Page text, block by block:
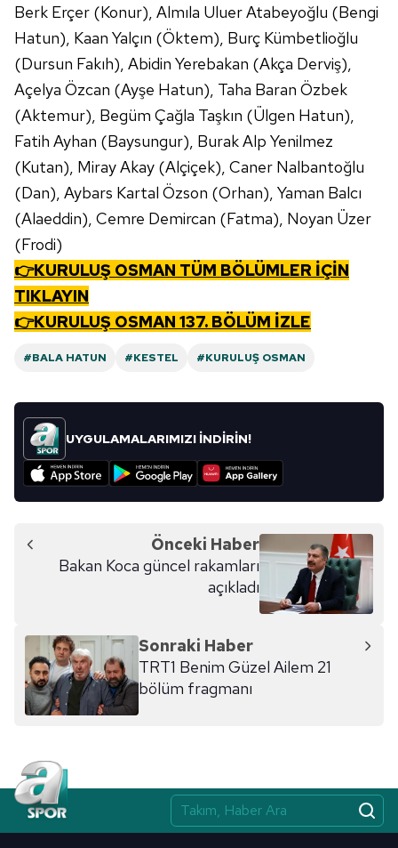
Berk Erçer (Konur), Almıla Uluer Atabeyoğlu (Bengi
Hatun), Kaan Yalçın (Öktem), Burç Kümbetlioğlu
(Dursun Fakıh), Abidin Yerebakan (Akça Derviş),
Açelya Özcan (Ayşe Hatun), Taha Baran Özbek
(Aktemur), Begüm Çağla Taşkın (Ülgen Hatun),
Fatih Ayhan (Baysungur), Burak Alp Yenilmez
(Kutan), Miray Akay (Alçiçek), Caner Nalbantoğlu
(Dan), Aybars Kartal Özson (Orhan), Yaman Balcı
(Alaeddin), Cemre Demircan (Fatma), Noyan Üzer
(Frodi)
👉KURULUŞ OSMAN TÜM BÖLÜMLER İÇİN
TIKLAYIN
👉KURULUŞ OSMAN 137. BÖLÜM İZLE
#BALA HATUN #KESTEL #KURULUŞ OSMAN
UYGULAMALARIMIZI İNDİRİN!
Önceki Haber
Bakan Koca güncel rakamları
açıkladı
Sonraki Haber
TRT1 Benim Güzel Ailem 21
bölüm fragmanı